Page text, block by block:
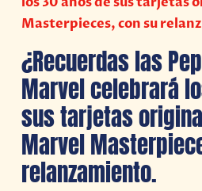
Masterpieces, con su
¿Recuerdas las
Marvel celebrará
sus tarjetas
Marvel
relanzamiento.